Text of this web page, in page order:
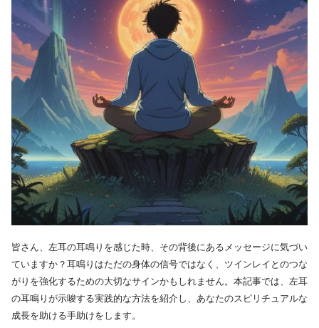
皆さん、左耳の耳鳴りを感じた時、その背後にあるメッセージに気づい
ていますか？耳鳴りはただの身体の信号ではなく、ツインレイとのつな
がりを強化するための大切なサインかもしれません。本記事では、左耳
の耳鳴りが示唆する実践的な方法を紹介し、あなたのスピリチュアルな
成長を助ける手助けをします。